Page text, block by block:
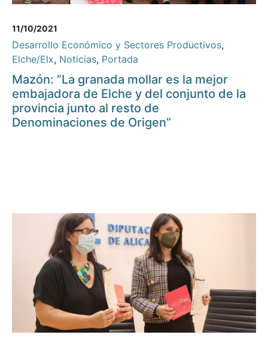
11/10/2021
Desarrollo Económico y Sectores Productivos,
Elche/Elx, Noticias, Portada
Mazón: “La granada mollar es la mejor
embajadora de Elche y del conjunto de la
provincia junto al resto de
Denominaciones de Origen”